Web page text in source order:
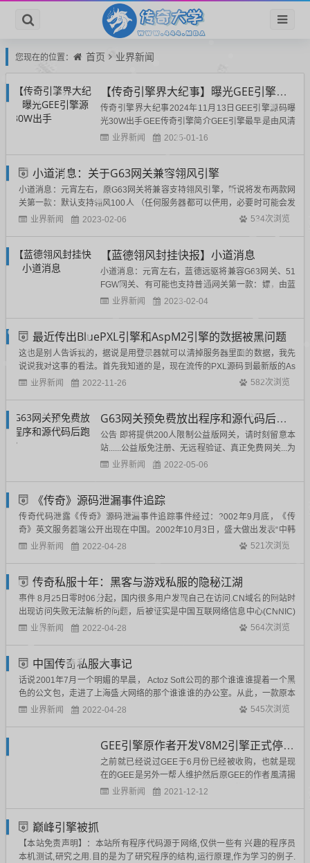
您现在的位置： 首页 业界新闻
【传奇引擎界大纪事】曝光GEE引擎源码30W出手
传奇引擎界大纪事2024年11月13日GEE引擎源码曝
光30W出手GEE传奇引擎简介GEE引擎最早是由风清
扬开发的。而GEE的前身则使用GOM引擎的源代码开
仿真技术，使游戏场景更加真实、逼真。同时，其
优...
业界新闻 2025-01-16
小道消息：关于G63网关兼容翎风引擎
小道消息：元宵左右，原G63网关将兼容支持翎风引擎，听说将发布两款网
关第一款：默认支持翎风100人 （任何服务器都可以使用，必要时可能会发
布无限制人数）第二款：指定服务器IP无限制人数 （据说可使用官网链接的
业界新闻 2023-02-06 534次浏览
【蓝德翎风封挂快报】小道消息
小道消息：元宵左右，蓝德远驱将兼容G63网关、51
FGW网关、有可能也支持普通网关第一款：嫖，由蓝
德远驱免费提供控制中心服务器（优点：嫖到底，任
控制中心服务器（优点：可以提供更大的带...
业界新闻 2023-02-04
最近传出BluePXL引擎和AspM2引擎的数据被黑问题
这也是别人告诉我的，据说是用登录器就可以清掉服务器里面的数据，我先
说说我对这事的看法。首先我知道的是，现在流传的PXL源码到最新版的As
pM2都受影响，其次DBS和LoginSrv内是我没找到非必要的Delete语句（目
业界新闻 2022-11-26 582次浏览
G63网关预免费放出程序和源代码后跑路？
公告 即将提供200人限制公益版网关，请时刻留意本
站......公益版免注册、无远程验证、真正免费网关...为
行业的稳定健康发展暂只发布200人限制版，白嫖专
擎，请备份好引擎，预计...
业界新闻 2022-05-06
《传奇》源码泄漏事件追踪
传奇代码泄露《传奇》源码泄漏事件追踪事件经过：2002年9月底，《传
奇》英文服务器端公开出现在中国。2002年10月3日，盛大做出发表“中韩
联手打击侵权，正告不良居心者勿约雷池”的公告。2002年10月4日，《传
业界新闻 2022-04-28 521次浏览
传奇私服十年：黑客与游戏私服的隐秘江湖
事件 8月25日零时06分起，国内很多用户发现自己在访问.CN域名的网站时
出现访问失败无法解析的问题，后被证实是中国互联网络信息中心(CNNIC)
管理运行的国家.CN顶级域名系统受到攻击造成的。2小时后，问题逐渐得到
业界新闻 2022-04-28 564次浏览
中国传奇私服大事记
话说2001年7月一个明媚的早晨， Actoz Soft公司的那个谁谁谁提着一个黑
色的公文包，走进了上海盛大网络的那个谁谁谁的办公室。从此，一款原本
不入流的网络游戏进入了中国。这就是Legend of Mir，盛大的那个谁谁谁给
业界新闻 2022-04-28 545次浏览
GEE引擎原作者开发V8M2引擎正式停止更新
之前就已经说过GEE于6月份已经被收购，也就是现
在的GEE是另外一帮人维护然后原GEE的作者風清揚
在GEE代码的基础上开发了V8M2引擎，也就是v8引
楚，...
业界新闻 2021-12-12
巅峰引擎被抓
【本站免责声明】：本站所有程序代码源于网络,仅供一些有 兴趣的程序员
本机测试,研究之用.目的是为了研究程序的结构,运行原理,作为学习的例子.